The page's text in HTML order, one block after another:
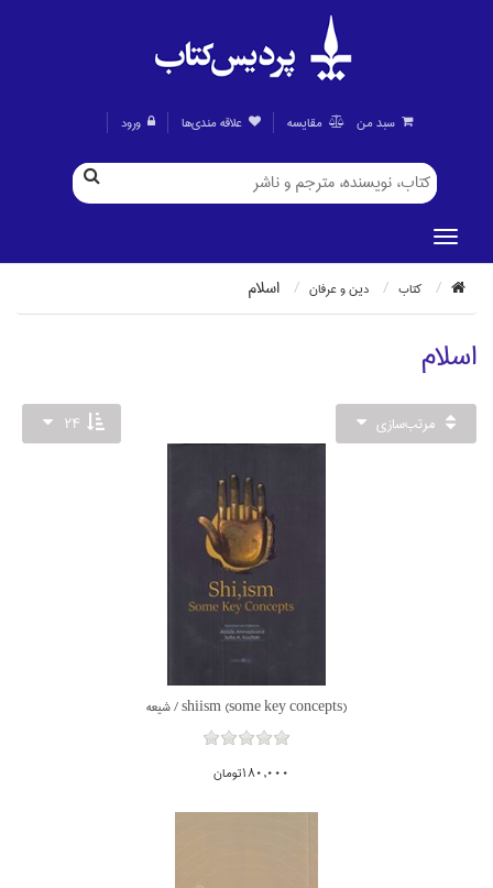
ورود علاقه مندی‌ها مقايسه سبد من
كتاب دين و عرفان اسلام
اسلام
مرتب‌سازي
shiism (some key concepts) / شيعه
180,000تومان